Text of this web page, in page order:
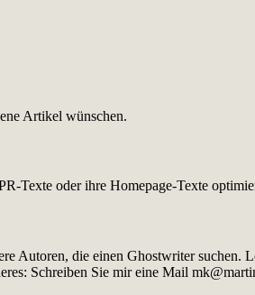
Artikel wünschen.
Texte oder ihre Homepage-Texte
Autoren, die einen Ghostwriter
Schreiben Sie mir eine Mail